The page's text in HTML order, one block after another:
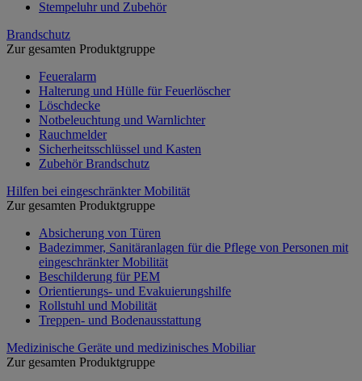
Stempeluhr und Zubehör
Brandschutz
Zur gesamten Produktgruppe
Feueralarm
Halterung und Hülle für Feuerlöscher
Löschdecke
Notbeleuchtung und Warnlichter
Rauchmelder
Sicherheitsschlüssel und Kasten
Zubehör Brandschutz
Hilfen bei eingeschränkter Mobilität
Zur gesamten Produktgruppe
Absicherung von Türen
Badezimmer, Sanitäranlagen für die Pflege von Personen mit
eingeschränkter Mobilität
Beschilderung für PEM
Orientierungs- und Evakuierungshilfe
Rollstuhl und Mobilität
Treppen- und Bodenausstattung
Medizinische Geräte und medizinisches Mobiliar
Zur gesamten Produktgruppe